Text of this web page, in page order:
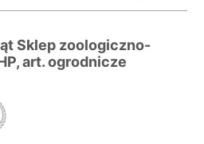
Sklep zoologiczno-
art. ogrodnicze